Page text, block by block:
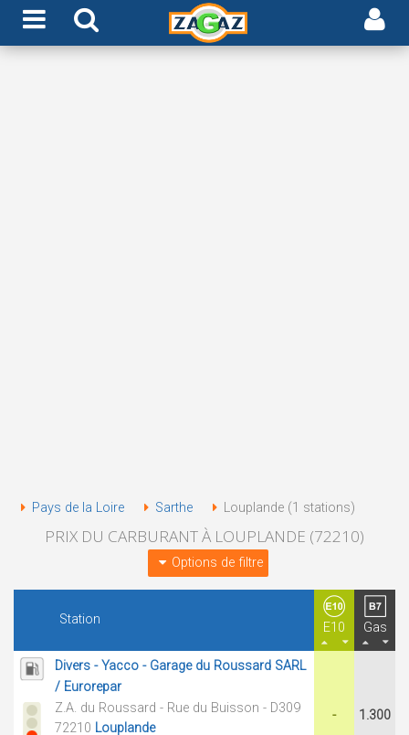
Pays de la Loire Sarthe Louplande (1 stations)
PRIX DU CARBURANT À LOUPLANDE (72210)
Options de filtre
Station
E10 Gas
Divers - Yacco - Garage du Roussard SARL
/ Eurorepar
Z.A. du Roussard - Rue du Buisson - D309
72210 Louplande
- 1.300